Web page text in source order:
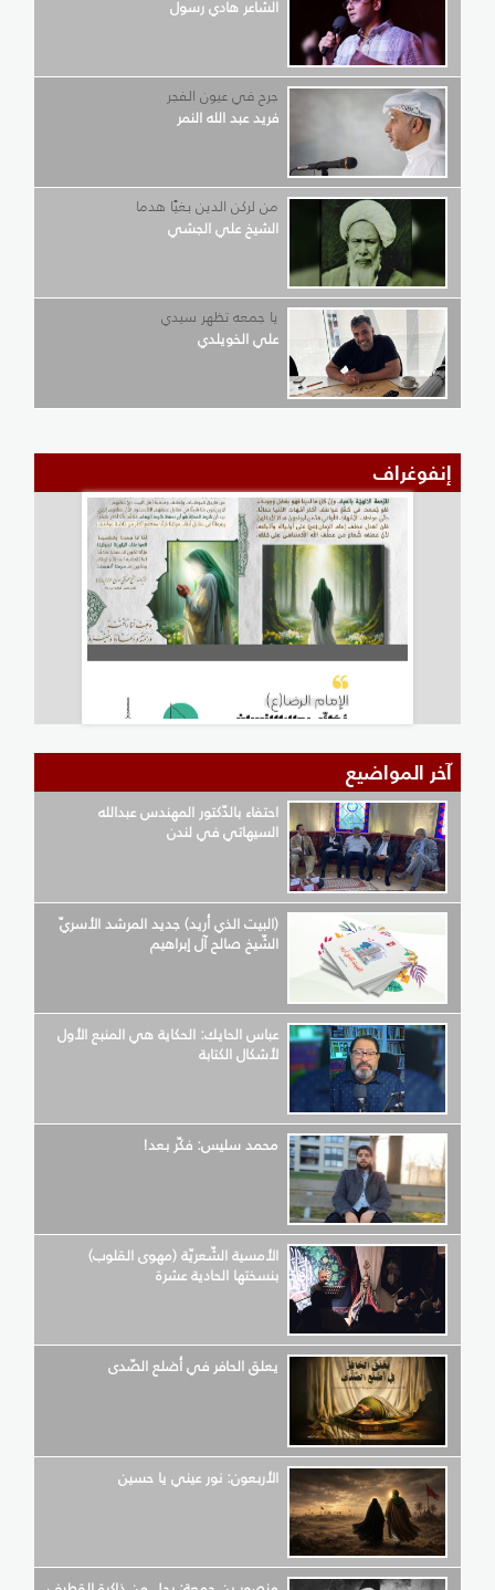
الشاعر هادي رسول
جرح في عيون الفجر
فريد عبد الله النمر
من لركن الدين بغيًا هدما
الشيخ علي الجشي
يا جمعه تظهر سيدي
علي الخويلدي
إنفوغراف
آخر المواضيع
احتفاء بالدّكتور المهندس عبدالله
السيهاتي في لندن
(البيت الذي أريد) جديد المرشد الأسريّ
الشّيخ صالح آل إبراهيم
عباس الحايك: الحكاية هي المنبع الأول
لأشكال الكتابة
محمد سليس: فكّر بعد!
الأمسية الشّعريّة (مهوى القلوب)
بنسختها الحادية عشرة
يعلق الحافر في أضلع الصّدى
الأربعون: نور عيني يا حسين